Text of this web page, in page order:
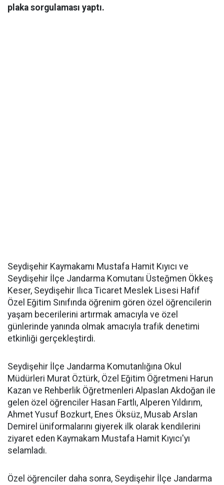
plaka sorgulaması yaptı.
Seydişehir Kaymakamı Mustafa Hamit Kıyıcı ve
Seydişehir İlçe Jandarma Komutanı Üsteğmen Ökkeş
Keser, Seydişehir Ilıca Ticaret Meslek Lisesi Hafif
Özel Eğitim Sınıfında öğrenim gören özel öğrencilerin
yaşam becerilerini artırmak amacıyla ve özel
günlerinde yanında olmak amacıyla trafik denetimi
etkinliği gerçekleştirdi.
Seydişehir İlçe Jandarma Komutanlığına Okul
Müdürleri Murat Öztürk, Özel Eğitim Öğretmeni Harun
Kazan ve Rehberlik Öğretmenleri Alpaslan Akdoğan ile
gelen özel öğrenciler Hasan Fartlı, Alperen Yıldırım,
Ahmet Yusuf Bozkurt, Enes Öksüz, Musab Arslan
Demirel üniformalarını giyerek ilk olarak kendilerini
ziyaret eden Kaymakam Mustafa Hamit Kıyıcı'yı
selamladı.
Özel öğrenciler daha sonra, Seydişehir İlçe Jandarma